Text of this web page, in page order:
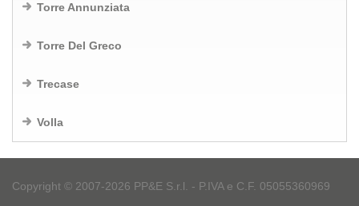
Torre Annunziata
Torre Del Greco
Trecase
Volla
Copyright © 2007-2026 PP&E S.r.l. - P.IVA e C.F. 05055360969